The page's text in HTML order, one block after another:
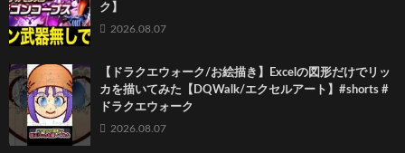
ク】
2026.08.07
【ドラクエウォーク/お絵描き】Excelの図形だけでリッ
カを描いてみた【DQWalk/エクセルアート】#shorts #
ドラクエウォーク
2026.08.07